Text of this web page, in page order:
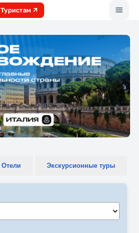
Туристам
Отели Экскурсионные туры